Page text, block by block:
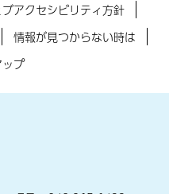
アクセシビリティ方針
情報が見つからない時は
プ